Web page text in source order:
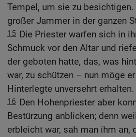
Tempel, um sie zu besichtigen.
großer Jammer in der ganzen
15 Die Priester warfen sich in
Schmuck vor den Altar und
der geboten hatte, das, was
war, zu schützen – nun möge
Hinterlegte unversehrt erhalten.
16 Den Hohenpriester aber
Bestürzung anblicken; denn
erbleicht war, sah man ihm an,